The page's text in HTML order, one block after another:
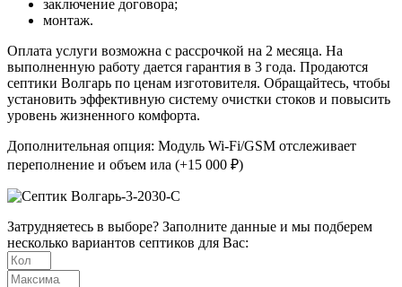
заключение договора;
монтаж.
Оплата услуги возможна с рассрочкой на 2 месяца. На
выполненную работу дается гарантия в 3 года. Продаются
септики Волгарь по ценам изготовителя. Обращайтесь, чтобы
установить эффективную систему очистки стоков и повысить
уровень жизненного комфорта.
Дополнительная опция: Модуль Wi-Fi/GSM отслеживает
переполнение и объем ила (+15 000 ₽)
Затрудняетесь в выборе? Заполните данные и мы подберем
несколько вариантов септиков для Вас: